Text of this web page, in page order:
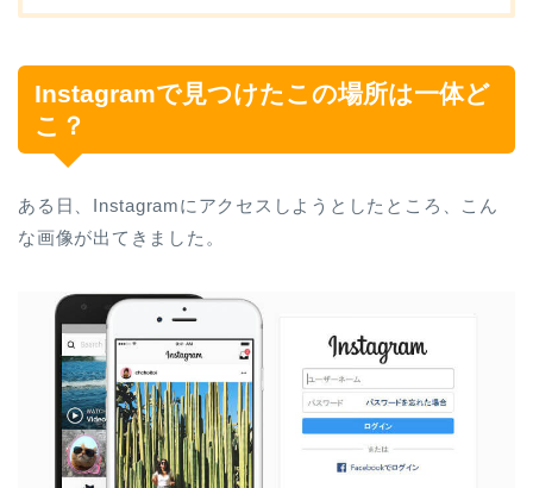
Instagramで見つけたこの場所は一体ど
こ？
ある日、Instagramにアクセスしようとしたところ、こん
な画像が出てきました。